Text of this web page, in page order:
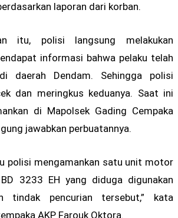
laporan dari korban.
itu, polisi langsung melakukan
informasi bahwa pelaku telah
daerah Dendam. Sehingga polisi
dan meringkus keduanya. Saat ini
di Mapolsek Gading Cempaka
jawabkan perbuatannya.
polisi mengamankan satu unit motor
3233 EH yang diduga digunakan
tindak pencurian tersebut,” kata
AKP Farouk Oktora.